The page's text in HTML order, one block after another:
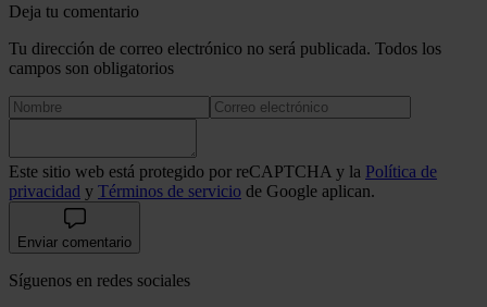
Deja tu comentario
Tu dirección de correo electrónico no será publicada. Todos los
campos son obligatorios
Este sitio web está protegido por reCAPTCHA y la Política de
privacidad y Términos de servicio de Google aplican.
Enviar comentario
Síguenos en redes sociales